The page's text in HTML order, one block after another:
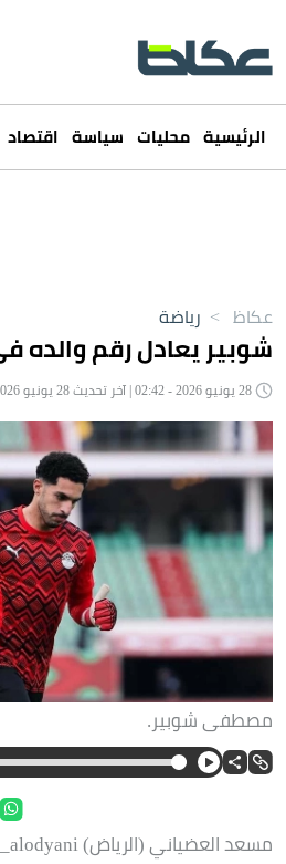
الرئيسية محليات سياسة اقتصاد
عكاظ > رياضة
شوبير يعادل رقم والده
مصطفى شوبير.
مسعد العضياني (الرياض) mesad_alodyani@